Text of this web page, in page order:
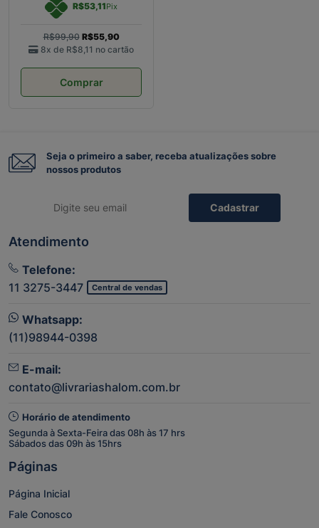
R$53,11Pix
R$99,90 R$55,90
8x de R$8,11 no cartão
Comprar
Seja o primeiro a saber, receba atualizações sobre
nossos produtos
Cadastrar
Atendimento
Telefone:
11 3275-3447
Central de vendas
Whatsapp:
(11)98944-0398
E-mail:
contato@livrariashalom.com.br
Horário de atendimento
Segunda à Sexta-Feira das 08h às 17 hrs
Sábados das 09h às 15hrs
Páginas
Página Inicial
Fale Conosco